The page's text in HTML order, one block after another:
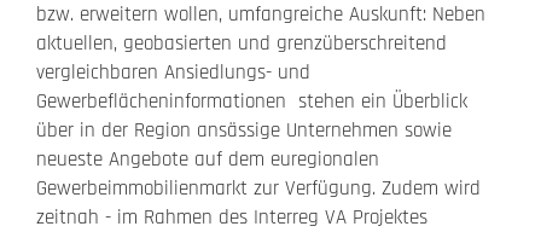
bzw. erweitern wollen, umfangreiche Auskunft: Neben
aktuellen, geobasierten und grenzüberschreitend
vergleichbaren Ansiedlungs- und
Gewerbeflächeninformationen stehen ein Überblick
über in der Region ansässige Unternehmen sowie
neueste Angebote auf dem euregionalen
Gewerbeimmobilienmarkt zur Verfügung. Zudem wird
zeitnah - im Rahmen des Interreg VA Projektes